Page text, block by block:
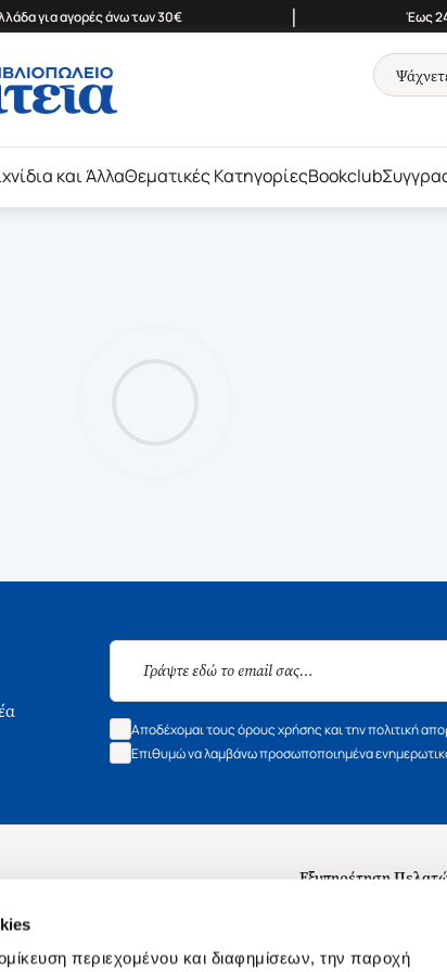
περιεχομένου και διαφημίσεων, την παροχή
για αγορές άνω των 30€ | Έως
και ΆλλαΘεματικές ΚατηγορίεςBookclub
Αποδέχομαι τους όρους χρήσης και την πολιτική
Επιθυμώ να λαμβάνω προσωποποιημένα
Εξυπηρέτηση